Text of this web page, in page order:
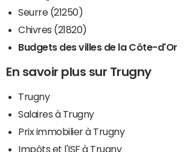
Seurre (21250)
Chivres (21820)
Budgets des villes de la Côte-d'Or
En savoir plus sur Trugny
Trugny
Salaires à Trugny
Prix immobilier à Trugny
Impôts et l'ISF à Trugny